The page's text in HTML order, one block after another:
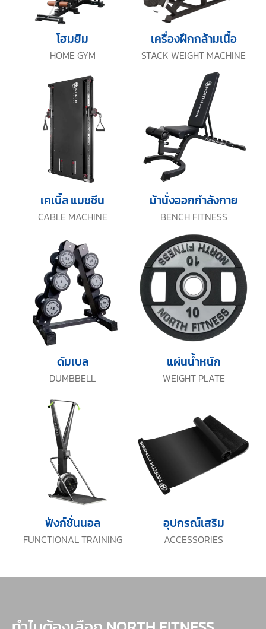
HOME GYM
โฮมยิม
STACK WEIGHT MACHINE
เครื่องฝึกกล้ามเนื้อ
CABLE MACHINE
เคเบิ้ล แมชชีน
BENCH FITNESS
ม้านั่งออกกำลังกาย
DUMBBELL
ดัมเบล
WEIGHT PLATE
แผ่นน้ำหนัก
FUNCTIONAL TRAINING
ฟังก์ชั่นนอล
ACCESSORIES
อุปกรณ์เสริม